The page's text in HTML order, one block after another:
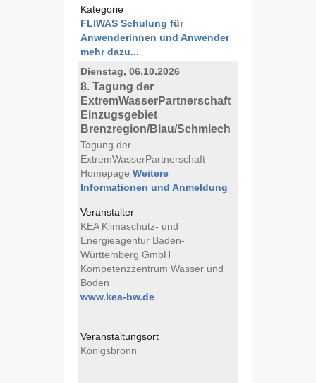
Kategorie
FLIWAS Schulung für
Anwenderinnen und Anwender
mehr dazu...
Dienstag, 06.10.2026
8. Tagung der
ExtremWasserPartnerschaft
Einzugsgebiet
Brenzregion/Blau/Schmiech
Tagung der
ExtremWasserPartnerschaft
Homepage Weitere
Informationen und Anmeldung
Veranstalter
KEA Klimaschutz- und
Energieagentur Baden-
Württemberg GmbH
Kompetenzzentrum Wasser und
Boden
www.kea-bw.de
Veranstaltungsort
Königsbronn